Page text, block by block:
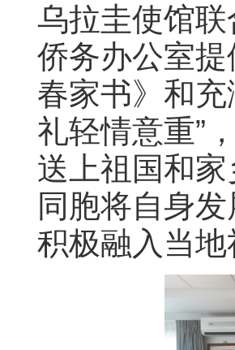
乌拉圭使馆
侨务办公室
春家书》和充
礼轻情意重”
送上祖国和
同胞将自身
积极融入当